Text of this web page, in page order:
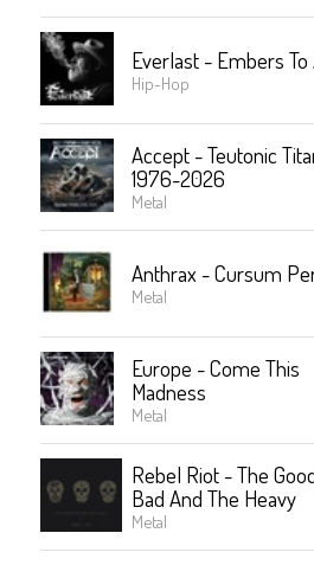
Everlast - Embers To
Hip-Hop
Accept - Teutonic
1976-2026
Metal
Anthrax - Cursum
Metal
Europe - Come This
Madness
Metal
Rebel Riot - The
Bad And The Heavy
Metal